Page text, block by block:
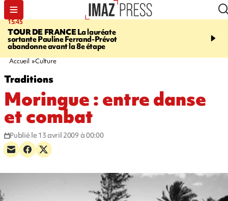
15:45
TOUR DE FRANCELa lauréate
sortante Pauline Ferrand-Prévot
abandonne avant la 8e étape
20:17
routière, concours de
Accueil Culture
Traditions
Moringue : entre danse
et combat
Publié le 13 avril 2009 à 00:00